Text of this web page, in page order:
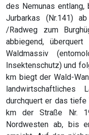
des Nemunas entlang,
Jurbarkas (Nr.141)
/Radweg zum
abbiegend,
Waldmassiv
Insektenschutz) und
km biegt der Wald-
durchquert er das
km der Straße Nr.
Nordwesten ab, bis